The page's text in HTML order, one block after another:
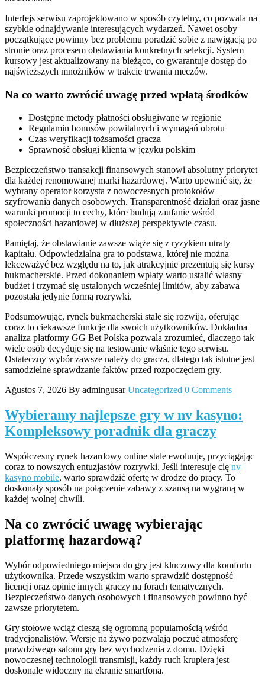
Interfejs serwisu zaprojektowano w sposób czytelny, co pozwala na
szybkie odnajdywanie interesujących wydarzeń. Nawet osoby
początkujące powinny bez problemu poradzić sobie z nawigacją po
stronie oraz procesem obstawiania konkretnych selekcji. System
kursowy jest aktualizowany na bieżąco, co gwarantuje dostęp do
najświeższych mnożników w trakcie trwania meczów.
Na co warto zwrócić uwagę przed wpłatą środków
Dostępne metody płatności obsługiwane w regionie
Regulamin bonusów powitalnych i wymagań obrotu
Czas weryfikacji tożsamości gracza
Sprawność obsługi klienta w języku polskim
Bezpieczeństwo transakcji finansowych stanowi absolutny priorytet
dla każdej renomowanej marki hazardowej. Warto upewnić się, że
wybrany operator korzysta z nowoczesnych protokołów
szyfrowania danych osobowych. Transparentność działań oraz jasne
warunki promocji to cechy, które budują zaufanie wśród
społeczności hazardowej w dłuższej perspektywie czasu.
Pamiętaj, że obstawianie zawsze wiąże się z ryzykiem utraty
kapitału. Odpowiedzialna gra to podstawa, której nie można
lekceważyć bez względu na to, jak atrakcyjnie prezentują się kursy
bukmacherskie. Przed dokonaniem wpłaty warto ustalić własny
budżet i trzymać się ustalonych wcześniej limitów, aby zabawa
pozostała jedynie formą rozrywki.
Podsumowując, rynek bukmacherski stale się rozwija, oferując
coraz to ciekawsze funkcje dla swoich użytkowników. Dokładna
analiza platformy GG Bet Polska pozwala zrozumieć, dlaczego tak
wiele osób decyduje się na testowanie właśnie tego serwisu.
Ostateczny wybór zawsze należy do gracza, dlatego tak istotne jest
samodzielne sprawdzanie faktów przed rozpoczęciem gry.
Ağustos 7, 2026 By admingusar Uncategorized 0 Comments
Wybieramy najlepsze gry w nv kasyno:
Kompleksowy poradnik dla graczy
Współczesny rynek hazardowy online stale ewoluuje, przyciągając
coraz to nowszych entuzjastów rozrywki. Jeśli interesuje cię nv
kasyno mobile, warto sprawdzić ofertę w drodze do pracy. To
doskonały sposób na połączenie zabawy z szansą na wygraną w
każdej wolnej chwili.
Na co zwrócić uwagę wybierając
platformę hazardową?
Wybór odpowiedniego miejsca do gry jest kluczowy dla komfortu
użytkownika. Przede wszystkim warto sprawdzić dostępność
licencji oraz opinie innych graczy na forach tematycznych.
Bezpieczeństwo danych osobowych i finansowych powinno być
zawsze priorytetem.
Gry stołowe wciąż cieszą się ogromną popularnością wśród
tradycjonalistów. Wersje na żywo pozwalają poczuć atmosferę
prawdziwego salonu gry bez wychodzenia z domu. Dzięki
nowoczesnej technologii transmisji, każdy ruch krupiera jest
doskonale widoczny na ekranie smartfona.